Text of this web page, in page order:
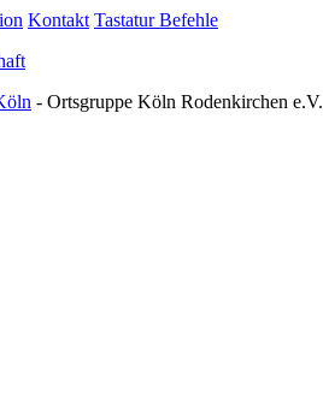
Kontakt Tastatur Befehle
- Ortsgruppe Köln Rodenkirchen e.V.